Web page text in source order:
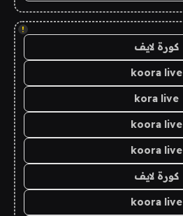
!
كورة لايف
koora live
kora live
koora live
koora live
كورة لايف
koora live